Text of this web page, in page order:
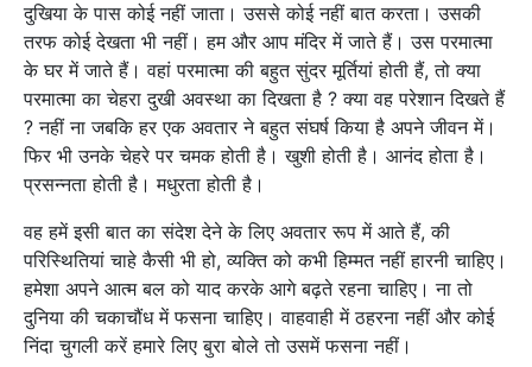
दुखिया के पास कोई नहीं जाता। उससे कोई नहीं बात करता। उसकी
तरफ कोई देखता भी नहीं। हम और आप मंदिर में जाते हैं। उस परमात्मा
के घर में जाते हैं। वहां परमात्मा की बहुत सुंदर मूर्तियां होती हैं, तो क्या
परमात्मा का चेहरा दुखी अवस्था का दिखता है ? क्या वह परेशान दिखते हैं
? नहीं ना जबकि हर एक अवतार ने बहुत संघर्ष किया है अपने जीवन में।
फिर भी उनके चेहरे पर चमक होती है। खुशी होती है। आनंद होता है।
प्रसन्नता होती है। मधुरता होती है।
वह हमें इसी बात का संदेश देने के लिए अवतार रूप में आते हैं, की
परिस्थितियां चाहे कैसी भी हो, व्यक्ति को कभी हिम्मत नहीं हारनी चाहिए।
हमेशा अपने आत्म बल को याद करके आगे बढ़ते रहना चाहिए। ना तो
दुनिया की चकाचौंध में फसना चाहिए। वाहवाही में ठहरना नहीं और कोई
निंदा चुगली करें हमारे लिए बुरा बोले तो उसमें फसना नहीं।